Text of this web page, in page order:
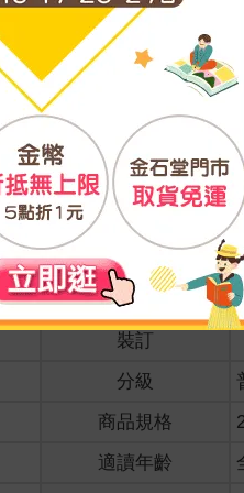
司的占卜大事典》（說話社
78張卡牌真正的意義》（朝日
際版權組長與漫畫、輕小說資
裝訂
分級
商品規格
適讀年齡